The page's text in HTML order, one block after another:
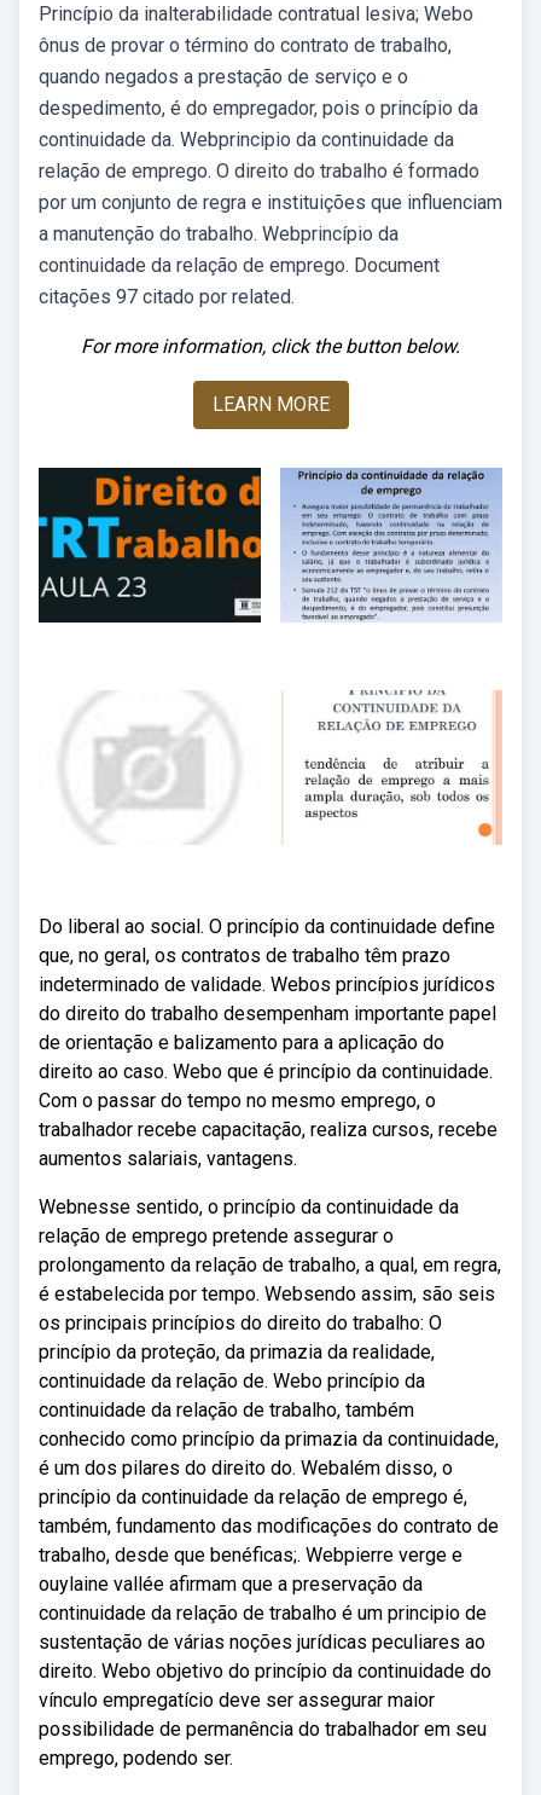
Princípio da inalterabilidade contratual lesiva; Webo
ônus de provar o término do contrato de trabalho,
quando negados a prestação de serviço e o
despedimento, é do empregador, pois o princípio da
continuidade da. Webprincipio da continuidade da
relação de emprego. O direito do trabalho é formado
por um conjunto de regra e instituições que influenciam
a manutenção do trabalho. Webprincípio da
continuidade da relação de emprego. Document
citações 97 citado por related.
For more information, click the button below.
LEARN MORE
Do liberal ao social. O princípio da continuidade define
que, no geral, os contratos de trabalho têm prazo
indeterminado de validade. Webos princípios jurídicos
do direito do trabalho desempenham importante papel
de orientação e balizamento para a aplicação do
direito ao caso. Webo que é princípio da continuidade.
Com o passar do tempo no mesmo emprego, o
trabalhador recebe capacitação, realiza cursos, recebe
aumentos salariais, vantagens.
Webnesse sentido, o princípio da continuidade da
relação de emprego pretende assegurar o
prolongamento da relação de trabalho, a qual, em regra,
é estabelecida por tempo. Websendo assim, são seis
os principais princípios do direito do trabalho: O
princípio da proteção, da primazia da realidade,
continuidade da relação de. Webo princípio da
continuidade da relação de trabalho, também
conhecido como princípio da primazia da continuidade,
é um dos pilares do direito do. Webalém disso, o
princípio da continuidade da relação de emprego é,
também, fundamento das modificações do contrato de
trabalho, desde que benéficas;. Webpierre verge e
ouylaine vallée afirmam que a preservação da
continuidade da relação de trabalho é um principio de
sustentação de várias noções jurídicas peculiares ao
direito. Webo objetivo do princípio da continuidade do
vínculo empregatício deve ser assegurar maior
possibilidade de permanência do trabalhador em seu
emprego, podendo ser.